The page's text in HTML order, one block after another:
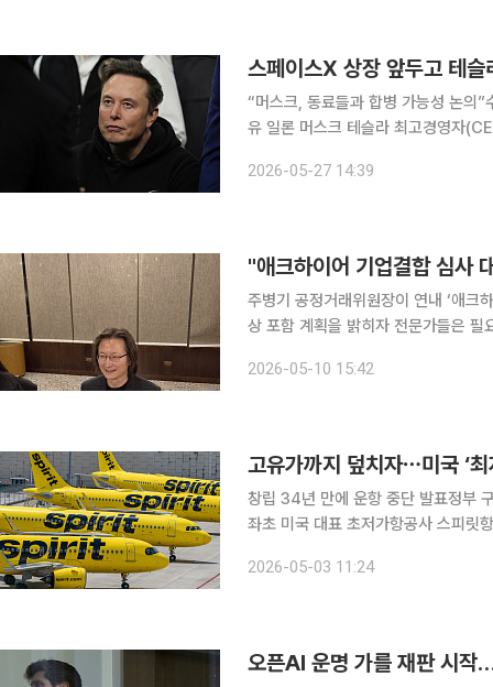
스페이스X 상장 앞두고 테슬
“머스크, 동료들과 합병 가능성 논의
유 일론 머스크 테슬라 최고경영자
라 관계자들을 인용해 머스크 CEO가
2026-05-27 14:39
"애크하이어 기업결합 심사
주병기 공정거래위원장이 연내 ‘애
상 포함 계획을 밝히자 전문가들은 필
2026-05-10 15:42
고유가까지 덮치자⋯미국 ‘
창립 34년 만에 운항 중단 발표정부
좌초 미국 대표 초저가항공사 스피릿항공이 창립 34년 만에 문을 닫았다. 글로벌 항공업계에서 처
르면 스피릿항공은 이날 성명을 통해
2026-05-03 11:24
오픈AI 운명 가를 재판 시작